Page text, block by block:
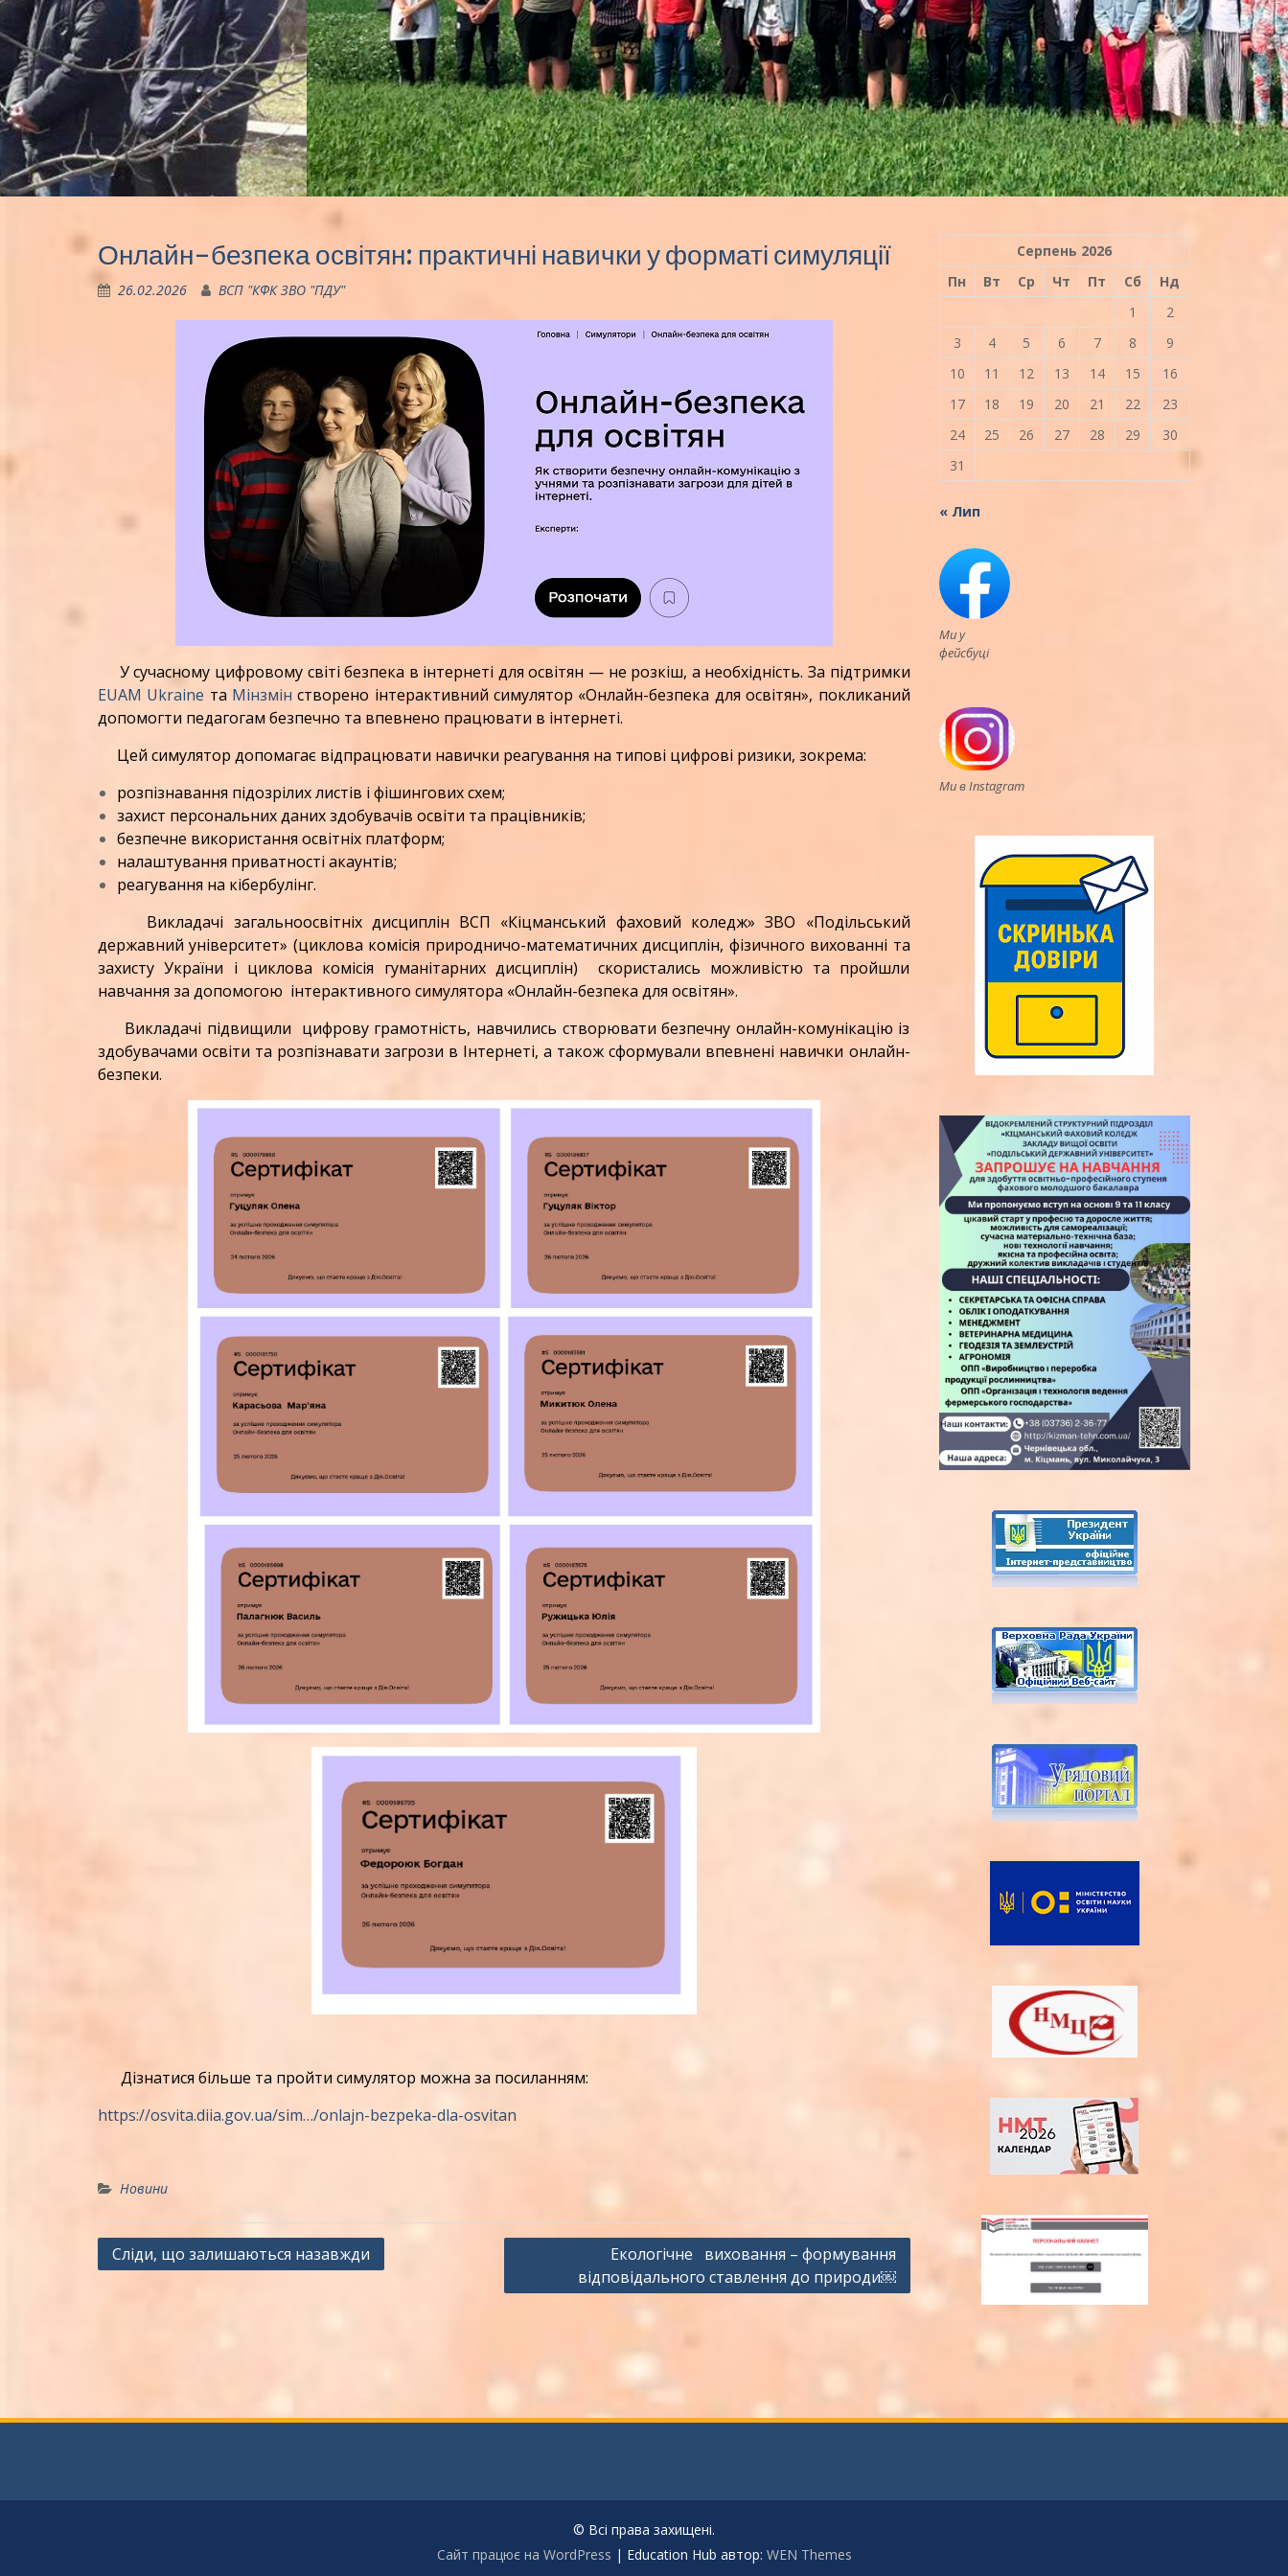
Онлайн-безпека освітян: практичні навички у форматі симуляції
26.02.2026 ВСП "КФК ЗВО "ПДУ"
У сучасному цифровому світі безпека в інтернеті для освітян — не розкіш, а необхідність. За підтримки
EUAM Ukraine та Мінзмін створено інтерактивний симулятор «Онлайн-безпека для освітян», покликаний
допомогти педагогам безпечно та впевнено працювати в інтернеті.
Цей симулятор допомагає відпрацювати навички реагування на типові цифрові ризики, зокрема:
розпізнавання підозрілих листів і фішингових схем;
захист персональних даних здобувачів освіти та працівників;
безпечне використання освітніх платформ;
налаштування приватності акаунтів;
реагування на кібербулінг.
Викладачі загальноосвітніх дисциплін ВСП «Кіцманський фаховий коледж» ЗВО «Подільський
державний університет» (циклова комісія природничо-математичних дисциплін, фізичного вихованні та
захисту України і циклова комісія гуманітарних дисциплін) скористались можливістю та пройшли
навчання за допомогою інтерактивного симулятора «Онлайн-безпека для освітян».
Викладачі підвищили цифрову грамотність, навчились створювати безпечну онлайн-комунікацію із
здобувачами освіти та розпізнавати загрози в Інтернеті, а також сформували впевнені навички онлайн-
безпеки.
Дізнатися більше та пройти симулятор можна за посиланням:
https://osvita.diia.gov.ua/sim…/onlajn-bezpeka-dla-osvitan
Новини
Навігація
Сліди, що залишаються назавжди
Екологічне виховання – формування
відповідального ставлення до природи￼
Серпень 2026
Пн
Вт Ср Чт Пт Сб
Нд
1
2
3
4 5 6 7 8
9
10
11 12 13 14 15
16
17
18 19 20 21 22
23
24
25 26 27 28 29
30
31
« Лип
Ми у
фейсбуці
Ми в Instagram
© Всі права захищені.
Сайт працює на WordPress | Education Hub автор: WEN Themes